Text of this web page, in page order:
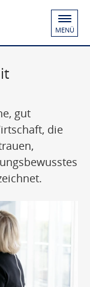
MENÜ
gut
die